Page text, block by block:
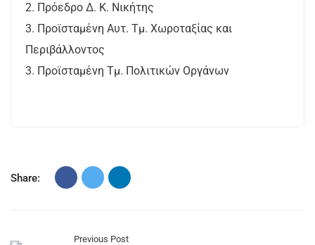
2. Πρόεδρο Δ. Κ. Νικήτης
3. Προϊσταμένη Αυτ. Τμ. Χωροταξίας και
Περιβάλλοντος
3. Προϊσταμένη Τμ. Πολιτικών Οργάνων
Share:
Previous Post